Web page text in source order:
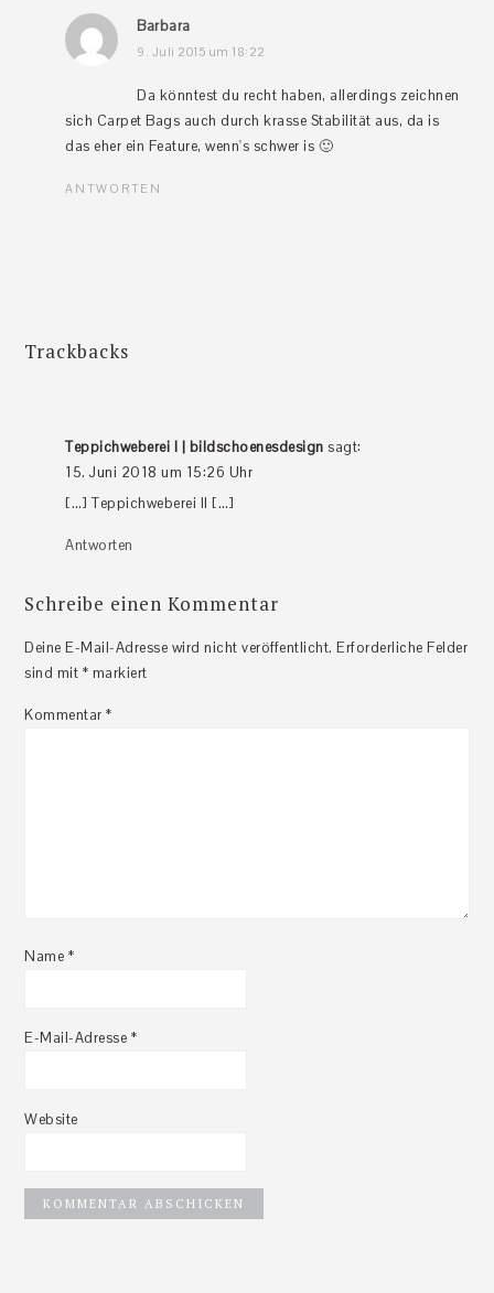
Barbara
9. Juli 2015 um 18:22
Da könntest du recht haben, allerdings zeichnen
sich Carpet Bags auch durch krasse Stabilität aus, da is
das eher ein Feature, wenn's schwer is 🙂
ANTWORTEN
Trackbacks
Teppichweberei I | bildschoenesdesign sagt:
15. Juni 2018 um 15:26 Uhr
[…] Teppichweberei II […]
Antworten
Schreibe einen Kommentar
Deine E-Mail-Adresse wird nicht veröffentlicht. Erforderliche Felder
sind mit * markiert
Kommentar*
Name *
E-Mail-Adresse *
Website